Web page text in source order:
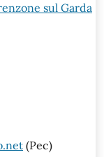
sul Garda
(Pec)